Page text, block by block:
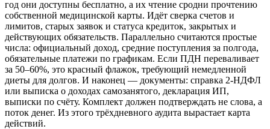
год они доступны бесплатно, а их чтение сродни прочтению
собственной медицинской карты. Идёт сверка счетов и
лимитов, старых заявок и статуса кредиток, закрытых и
действующих обязательств. Параллельно считаются простые
числа: официальный доход, средние поступления за полгода,
обязательные платежи по графикам. Если ПДН переваливает
за 50–60%, это красный флажок, требующий немедленной
диеты для долгов. И наконец — документы: справка 2‑НДФЛ
или выписка о доходах самозанятого, декларация ИП,
выписки по счёту. Комплект должен подтверждать не слова, а
поток денег. Из этого трёхдневного аудита вырастает карта
действий.